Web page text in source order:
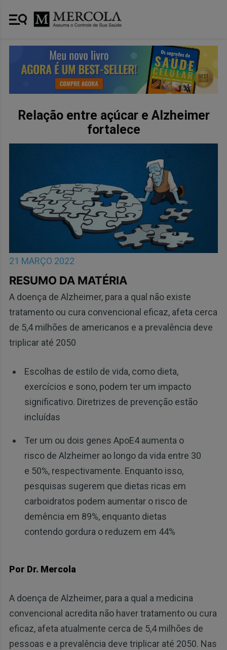
Relação entre açúcar e Alzheimer
fortalece
21 MARÇO 2022
RESUMO DA MATÉRIA
A doença de Alzheimer, para a qual não existe
tratamento ou cura convencional eficaz, afeta cerca
de 5,4 milhões de americanos e a prevalência deve
triplicar até 2050
Escolhas de estilo de vida, como dieta,
exercícios e sono, podem ter um impacto
significativo. Diretrizes de prevenção estão
incluídas
Ter um ou dois genes ApoE4 aumenta o
risco de Alzheimer ao longo da vida entre 30
e 50%, respectivamente. Enquanto isso,
pesquisas sugerem que dietas ricas em
carboidratos podem aumentar o risco de
demência em 89%, enquanto dietas
contendo gordura o reduzem em 44%
Por Dr. Mercola
A doença de Alzheimer, para a qual a medicina
convencional acredita não haver tratamento ou cura
eficaz, afeta atualmente cerca de 5,4 milhões de
pessoas e a prevalência deve triplicar até 2050. Nas